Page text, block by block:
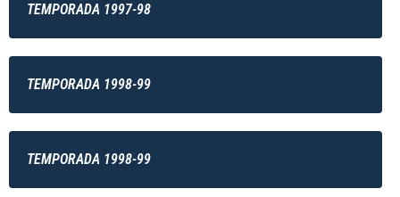
TEMPORADA 1997-98
TEMPORADA 1998-99
TEMPORADA 1998-99